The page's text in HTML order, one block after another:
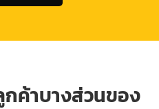
ค้าบางส่วนของ